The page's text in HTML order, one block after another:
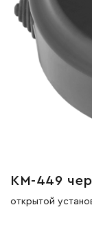
КМ-449
открытой